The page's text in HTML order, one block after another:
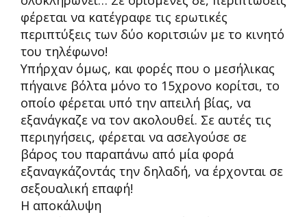
φέρεται να κατέγραφε τις ερωτικές
περιπτύξεις των δύο κοριτσιών με το κινητό
του τηλέφωνο!
Υπήρχαν όμως, και φορές που ο μεσήλικας
πήγαινε βόλτα μόνο το 15χρονο κορίτσι, το
οποίο φέρεται υπό την απειλή βίας, να
εξανάγκαζε να τον ακολουθεί. Σε αυτές τις
περιηγήσεις, φέρεται να ασελγούσε σε
βάρος του παραπάνω από μία φορά
εξαναγκάζοντάς την δηλαδή, να έρχονται σε
σεξουαλική επαφή!
Η αποκάλυψη